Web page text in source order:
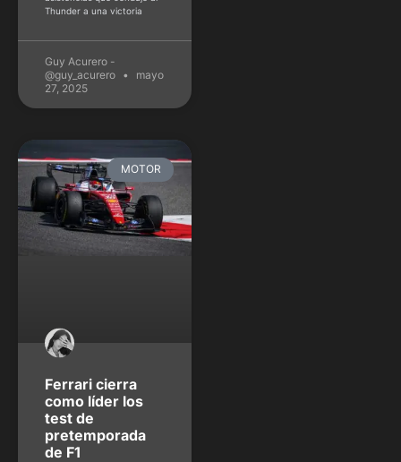
Thunder a una victoria
Guy Acurero -
@guy_acurero
mayo
27, 2025
MOTOR
Ferrari cierra
como líder los
test de
pretemporada
de F1